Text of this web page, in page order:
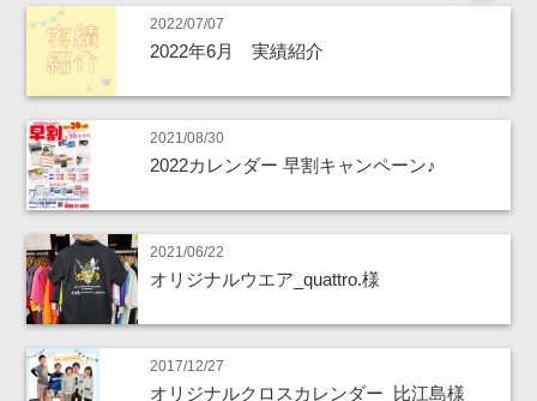
2022/07/07
2022年6月 実績紹介
2021/08/30
2022カレンダー 早割キャンペーン♪
2021/06/22
オリジナルウエア_quattro.様
2017/12/27
オリジナルクロスカレンダー_比江島様